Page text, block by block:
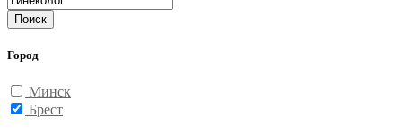
Поиск
Город
Минск
Брест